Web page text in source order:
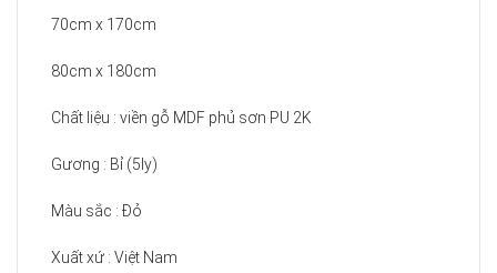
70cm x 170cm
80cm x 180cm
Chất liệu : viền gỗ MDF phủ sơn PU 2K
Gương : Bỉ (5ly)
Màu sắc : Đỏ
Xuất xứ : Việt Nam